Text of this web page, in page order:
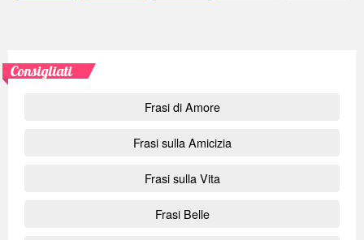
Consigliati
Frasi di Amore
Frasi sulla Amicizia
Frasi sulla Vita
Frasi Belle